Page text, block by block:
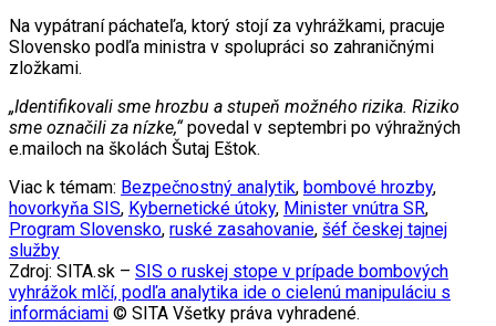
Na vypátraní páchateľa, ktorý stojí za vyhrážkami, pracuje
Slovensko podľa ministra v spolupráci so zahraničnými
zložkami.
„Identifikovali sme hrozbu a stupeň možného rizika. Riziko
sme označili za nízke,“povedal v septembri po výhražných
e.mailoch na školách Šutaj Eštok.
Viac k témam: Bezpečnostný analytik, bombové hrozby,
hovorkyňa SIS, Kybernetické útoky, Minister vnútra SR,
Program Slovensko, ruské zasahovanie, šéf českej tajnej
služby
Zdroj: SITA.sk – SIS o ruskej stope v prípade bombových
vyhrážok mlčí, podľa analytika ide o cielenú manipuláciu s
informáciami © SITA Všetky práva vyhradené.